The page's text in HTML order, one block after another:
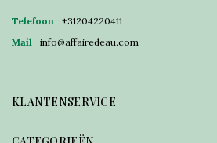
Telefoon
+31204220411
Mail
info@affairedeau.com
KLANTENSERVICE